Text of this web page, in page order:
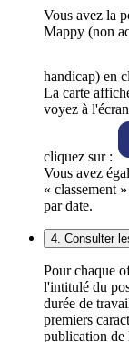
Vous avez la
Mappy (non
handicap) en
La carte
voyez à
cliquez sur :
Vous avez
« classement
par date.
4. Consulter
Pour chaque
l'intitulé du
durée de
premiers
publication de